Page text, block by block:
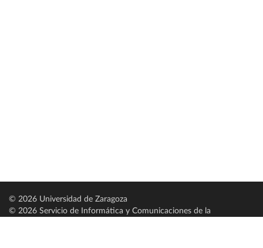
© 2026 Universidad de Zaragoza
© 2026 Servicio de Informática y Comunicaciones de la